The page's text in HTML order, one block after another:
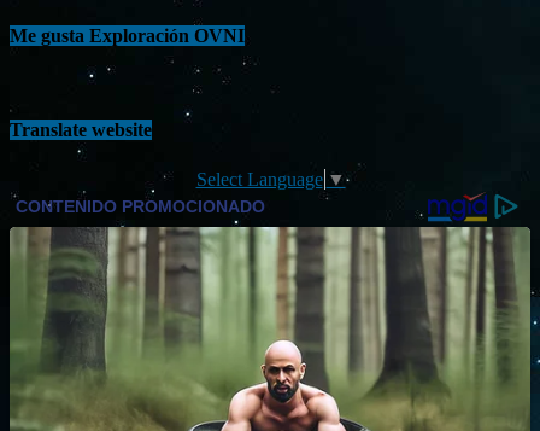
Me gusta Exploración OVNI
Translate website
Select Language ▼